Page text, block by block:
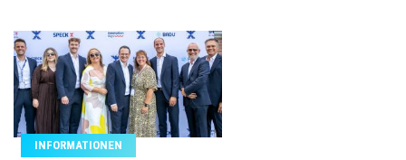
INFORMATIONEN